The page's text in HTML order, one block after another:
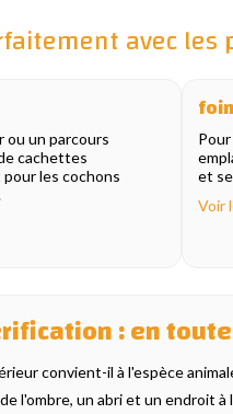
avec
ou un parcours
cachettes
les cochons
et
Voir
: en
convient-il à l'espèce
l'ombre, un abri et un endroit